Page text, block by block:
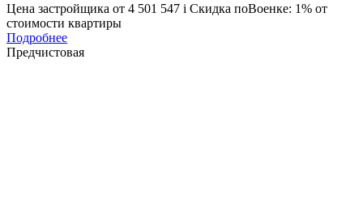
Цена застройщика от 4 501 547 i Скидка поВоенке: 1% от
стоимости квартиры
Подробнее
Предчистовая